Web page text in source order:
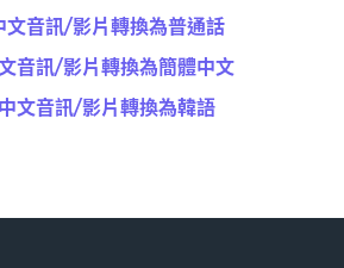
文音訊/影片轉換為普通話
音訊/影片轉換為簡體中文
文音訊/影片轉換為韓語